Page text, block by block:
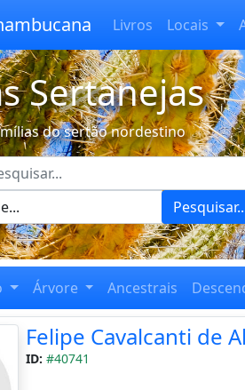
Livros Locais
Sertanejas
do sertão nordestino
Árvore Ancestrais
Felipe Cavalcanti de
ID: #40741